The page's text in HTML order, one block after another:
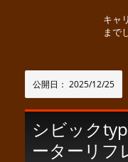
キャ
まで
公開日： 2025/12/25
シビック
ーターリフ